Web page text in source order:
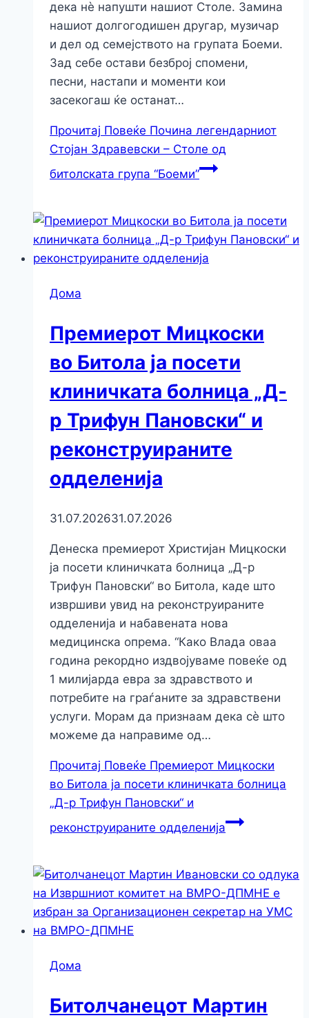
дека нè напушти нашиот Столе. Замина
нашиот долгогодишен другар, музичар
и дел од семејството на групата Боеми.
Зад себе остави безброј спомени,
песни, настапи и моменти кои
засекогаш ќе останат…
Прочитај Повеќе Почина легендарниот
Стојан Здравевски – Столе од
битолската група “Боеми”
Дома
Премиерот Мицкоски
во Битола ја посети
клиничката болница „Д-
р Трифун Пановски“ и
реконструираните
одделенија
31.07.202631.07.2026
Денеска премиерот Христијан Мицкоски
ја посети клиничката болница „Д-р
Трифун Пановски“ во Битола, каде што
извршиви увид на реконструираните
одделенија и набавената нова
медицинска опрема. “Како Влада оваа
година рекордно издвојуваме повеќе од
1 милијарда евра за здравството и
потребите на граѓаните за здравствени
услуги. Морам да признаам дека сè што
можеме да направиме од…
Прочитај Повеќе Премиерот Мицкоски
во Битола ја посети клиничката болница
„Д-р Трифун Пановски“ и
реконструираните одделенија
Дома
Битолчанецот Мартин